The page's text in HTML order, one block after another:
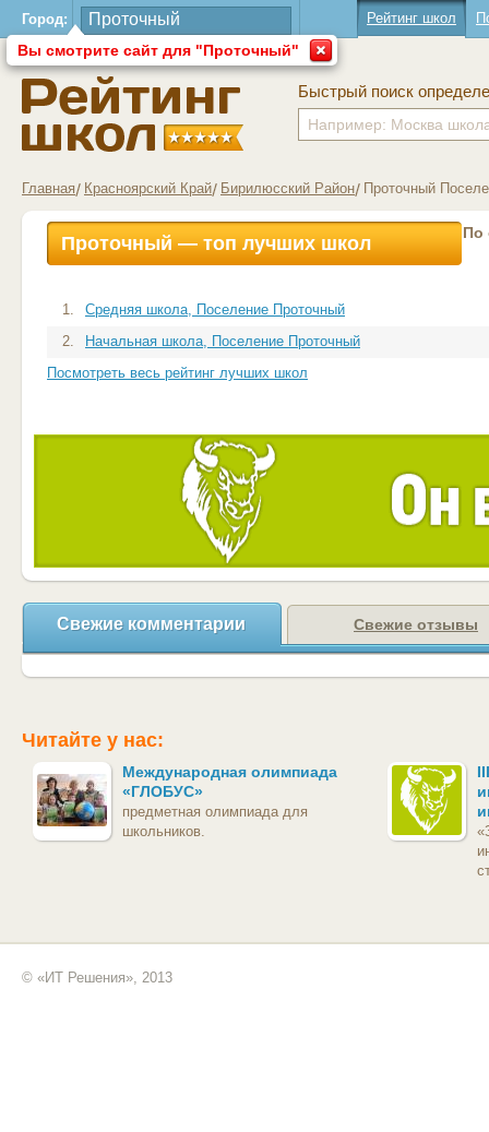
Город:
Вы смотрите сайт для "Проточный"
Рейтинг школ
Быстрый поиск
Главная Красноярский Край Бирилюсский Район Проточный
Проточный — топ лучших школ По
1.
Средняя школа, Поселение Проточный
2.
Начальная школа, Поселение Проточный
Посмотреть весь рейтинг лучших школ
Свежие комментарии Свежие отзывы
Читайте у нас:
Международная олимпиада
«ГЛОБУС»
предметная олимпиада для
школьников.
© «ИТ Решения», 2013